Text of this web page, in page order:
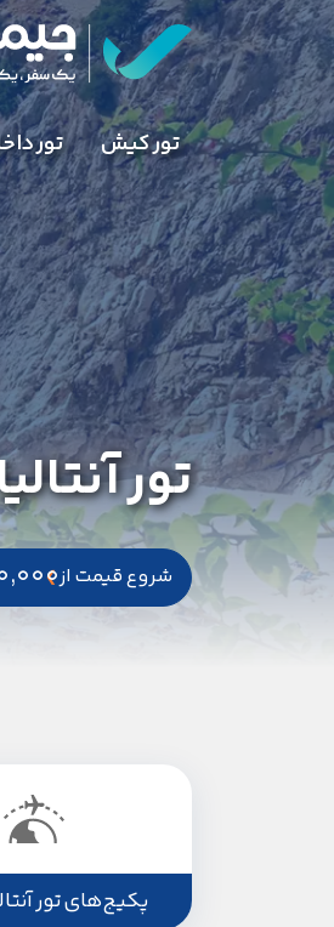
تور کیش تور
تور
شروع قیمت از
پکیج‌های تور